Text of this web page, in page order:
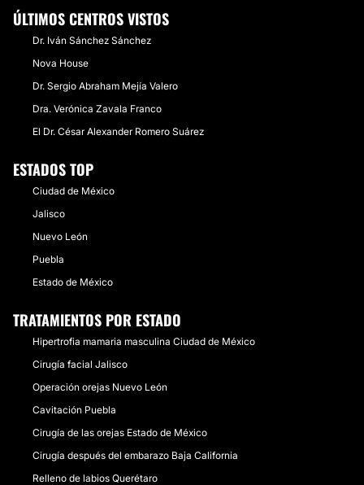
ÚLTIMOS CENTROS VISTOS
Dr. Iván Sánchez Sánchez
Nova House
Dr. Sergio Abraham Mejía Valero
Dra. Verónica Zavala Franco
El Dr. César Alexander Romero Suárez
ESTADOS TOP
Ciudad de México
Jalisco
Nuevo León
Puebla
Estado de México
TRATAMIENTOS POR ESTADO
Hipertrofia mamaria masculina Ciudad de México
Cirugía facial Jalisco
Operación orejas Nuevo León
Cavitación Puebla
Cirugía de las orejas Estado de México
Cirugía después del embarazo Baja California
Relleno de labios Querétaro